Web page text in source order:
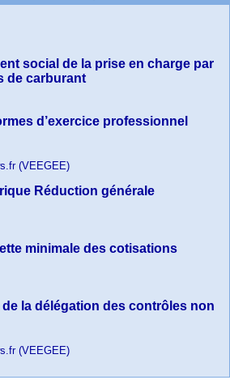
social de la prise en charge par
de carburant
d’exercice professionnel
(VEEGEE)
Réduction générale
minimale des cotisations
la délégation des contrôles non
(VEEGEE)